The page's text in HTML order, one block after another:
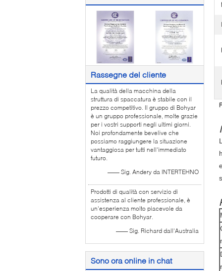
Rassegne del cliente
La qualità della macchina della
struttura di spaccatura è stabile con il
prezzo competitivo. Il gruppo di Bohyar
è un gruppo professionale, molte grazie
per i vostri supporti negli ultimi giorni.
Noi profondamente bevelive che
possiamo raggiungere la situazione
vantaggiosa per tutti nell'immediato
futuro.
—— Sig. Andery da INTERTEHNO
Prodotti di qualità con servizio di
assistenza al cliente professionale, è
un'esperienza molto piacevole da
cooperare con Bohyar.
—— Sig. Richard dall'Australia
Sono ora online in chat